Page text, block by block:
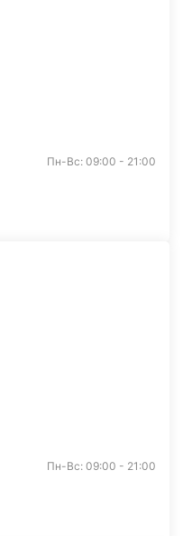
Пн-Вс: 09:00 - 21:00
Пн-Вс: 09:00 - 21:00